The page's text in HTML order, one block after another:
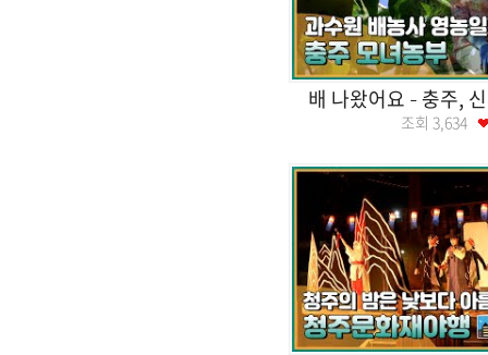
배 나왔어요 – 충주,
조회 3,634